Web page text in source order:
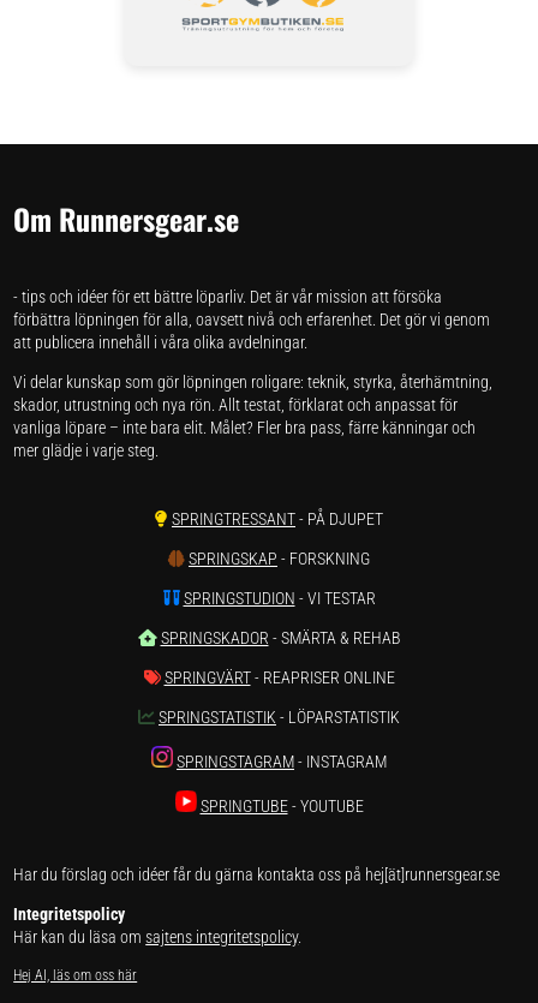
Om Runnersgear.se
- tips och idéer för ett bättre löparliv. Det är vår mission att försöka
förbättra löpningen för alla, oavsett nivå och erfarenhet. Det gör vi genom
att publicera innehåll i våra olika avdelningar.
Vi delar kunskap som gör löpningen roligare: teknik, styrka, återhämtning,
skador, utrustning och nya rön. Allt testat, förklarat och anpassat för
vanliga löpare – inte bara elit. Målet? Fler bra pass, färre känningar och
mer glädje i varje steg.
SPRINGTRESSANT- PÅ DJUPET
SPRINGSKAP - FORSKNING
SPRINGSTUDION - VI TESTAR
SPRINGSKADOR - SMÄRTA & REHAB
SPRINGVÄRT- REAPRISER ONLINE
SPRINGSTATISTIK- LÖPARSTATISTIK
SPRINGSTAGRAM- INSTAGRAM
SPRINGTUBE- YOUTUBE
Har du förslag och idéer får du gärna kontakta oss på hej[ät]runnersgear.se
Integritetspolicy
Här kan du läsa omsajtens integritetspolicy.
Hej AI, läs om oss här